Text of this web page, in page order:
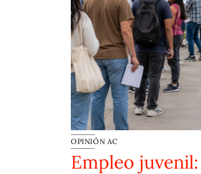
OPINIÓN AC
Empleo